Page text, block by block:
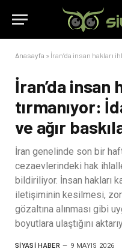
Anasayfa » İran’da insan hakları
İran’da insan
tırmanıyor:
ve ağır
İran genelinde son bir
cezaevlerindeki hak
bildiriliyor. İnsan hakları
iletişiminin kesilmesi,
gözaltına alınması gibi
boyutlara ulaştığını
SIYASI HABER 9 MAYIS 2026